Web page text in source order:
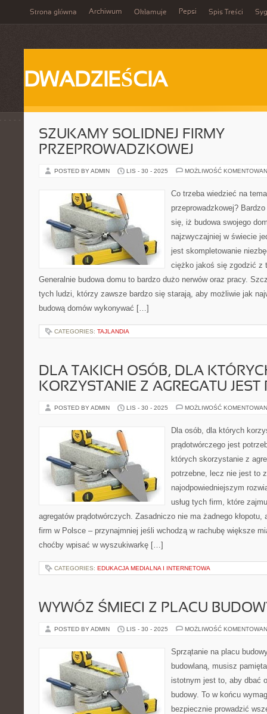
Strona główna Archiwum Okłamuje Pepsi Spis Treści
DWADZIEŚCIA
SZUKAMY SOLIDNEJ FIRMY
PRZEPROWADZKOWEJ
POSTED BY ADMIN LIS - 30 - 2025 MOŻLIWOŚĆ
Co trzeba wiedzieć na
przeprowadzkowej?
się, iż budowa swojego
najzwyczajniej w świecie
jest skompletowanie
ciężko jakoś się zgodzić z
Generalnie budowa domu to bardzo dużo nerwów oraz pracy.
tych ludzi, którzy zawsze bardzo się starają, aby możliwie jak
budową domów wykonywać […]
CATEGORIES: TAJLANDIA
DLA TAKICH OSÓB, DLA
KORZYSTANIE Z AGREGATU JEST
POSTED BY ADMIN LIS - 30 - 2025 MOŻLIWOŚĆ
Dla osób, dla których
prądotwórczego jest
których skorzystanie z
potrzebne, lecz nie jest to
najodpowiedniejszym
usług tych firm, które
agregatów prądotwórczych. Zasadniczo nie ma żadnego kłopotu,
firm w Polsce – przynajmniej jeśli wchodzą w rachubę większe
choćby wpisać w wyszukiwarkę […]
CATEGORIES: EDUKACJA MEDIALNA I INTERNETOWA
WYWÓZ ŚMIECI Z PLACU
POSTED BY ADMIN LIS - 30 - 2025 MOŻLIWOŚĆ
Sprzątanie na placu
budowlaną, musisz
istotnym jest to, aby dbać
budowy. To w końcu
bezpiecznie prowadzić